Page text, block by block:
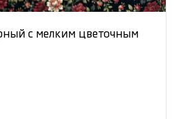
с мелким цветочным